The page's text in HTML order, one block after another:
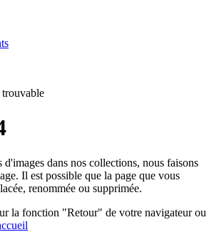
dans nos collections, nous faisons
Il est possible que la page que vous
renommée ou supprimée.
la fonction "Retour" de votre navigateur ou